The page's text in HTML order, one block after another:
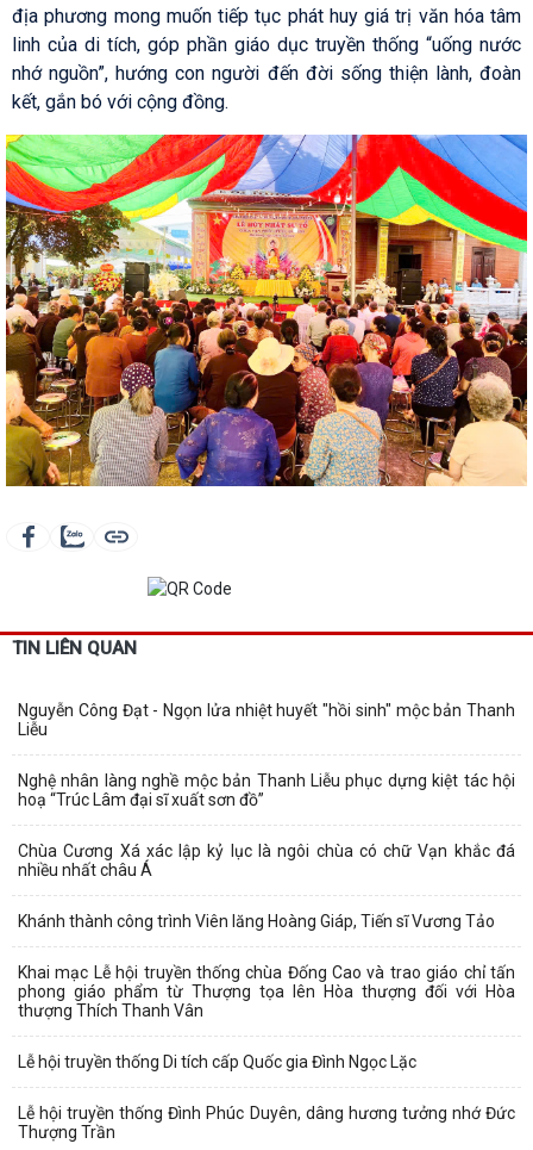
địa phương mong muốn tiếp tục phát huy giá trị văn hóa tâm
linh của di tích, góp phần giáo dục truyền thống “uống nước
nhớ nguồn”, hướng con người đến đời sống thiện lành, đoàn
kết, gắn bó với cộng đồng.
TIN LIÊN QUAN
Nguyễn Công Đạt - Ngọn lửa nhiệt huyết "hồi sinh" mộc bản Thanh
Liễu
Nghệ nhân làng nghề mộc bản Thanh Liễu phục dựng kiệt tác hội
hoạ “Trúc Lâm đại sĩ xuất sơn đồ”
Chùa Cương Xá xác lập kỷ lục là ngôi chùa có chữ Vạn khắc đá
nhiều nhất châu Á
Khánh thành công trình Viên lăng Hoàng Giáp, Tiến sĩ Vương Tảo
Khai mạc Lễ hội truyền thống chùa Đống Cao và trao giáo chỉ tấn
phong giáo phẩm từ Thượng tọa lên Hòa thượng đối với Hòa
thượng Thích Thanh Vân
Lễ hội truyền thống Di tích cấp Quốc gia Đình Ngọc Lặc
Lễ hội truyền thống Đình Phúc Duyên, dâng hương tưởng nhớ Đức
Thượng Trần